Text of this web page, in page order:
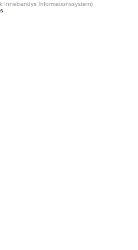
Innebandys Informationssystem)